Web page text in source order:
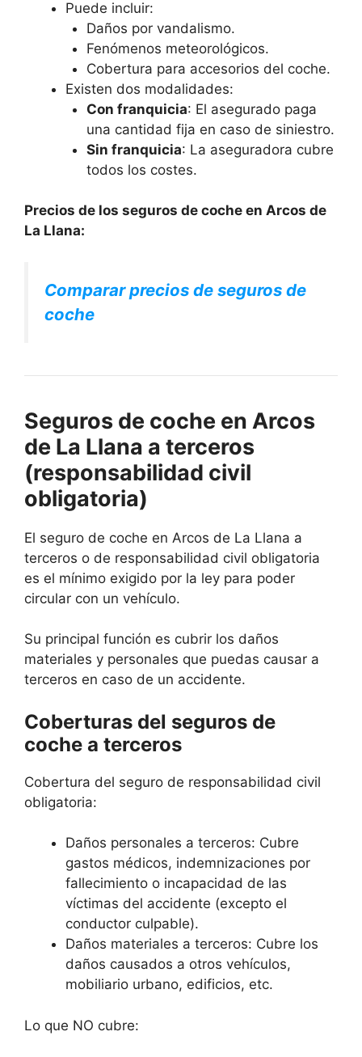
Puede incluir:
Daños por vandalismo.
Fenómenos meteorológicos.
Cobertura para accesorios del coche.
Existen dos modalidades:
Con franquicia: El asegurado paga
una cantidad fija en caso de siniestro.
Sin franquicia: La aseguradora cubre
todos los costes.
Precios de los seguros de coche en Arcos de
La Llana:
Comparar precios de seguros de
coche
Seguros de coche en Arcos
de La Llana a terceros
(responsabilidad civil
obligatoria)
El seguro de coche en Arcos de La Llana a
terceros o de responsabilidad civil obligatoria
es el mínimo exigido por la ley para poder
circular con un vehículo.
Su principal función es cubrir los daños
materiales y personales que puedas causar a
terceros en caso de un accidente.
Coberturas del seguros de
coche a terceros
Cobertura del seguro de responsabilidad civil
obligatoria:
Daños personales a terceros: Cubre
gastos médicos, indemnizaciones por
fallecimiento o incapacidad de las
víctimas del accidente (excepto el
conductor culpable).
Daños materiales a terceros: Cubre los
daños causados a otros vehículos,
mobiliario urbano, edificios, etc.
Lo que NO cubre: